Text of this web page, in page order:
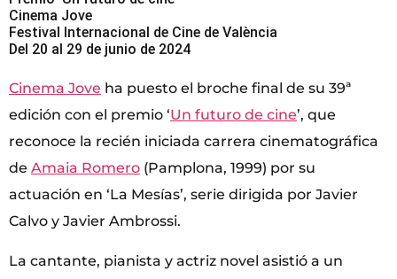
Cinema Jove
Festival Internacional de Cine de València
Del 20 al 29 de junio de 2024
Cinema Jove ha puesto el broche final de su 39ª
edición con el premio ‘Un futuro de cine’, que
reconoce la recién iniciada carrera cinematográfica
de Amaia Romero (Pamplona, 1999) por su
actuación en ‘La Mesías’, serie dirigida por Javier
Calvo y Javier Ambrossi.
La cantante, pianista y actriz novel asistió a un